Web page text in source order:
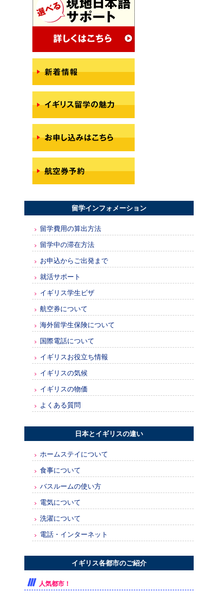
留学インフォメーション
留学費用の算出方法
留学中の滞在方法
お申込からご出発まで
就活サポート
イギリス学生ビザ
航空券について
海外留学生保険について
国際電話について
イギリスお役立ち情報
イギリスの気候
イギリスの物価
よくある質問
日本とイギリスの違い
ホームステイについて
食事について
バスルームの使い方
電気について
洗濯について
電話・インターネット
イギリス各都市のご紹介
人気都市！